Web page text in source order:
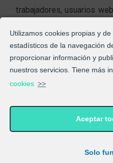
Utilizamos cookies propias y
estadísticos de la navegación
proporcionar información y
nuestros servicios. Tiene más
cookies >>
Aceptar
Solo
trabajadores, usuarios
realice
de manera
importante en este tipo
peculiaridades en la
franquiciados
personales considerable.
adaptación LOPD y